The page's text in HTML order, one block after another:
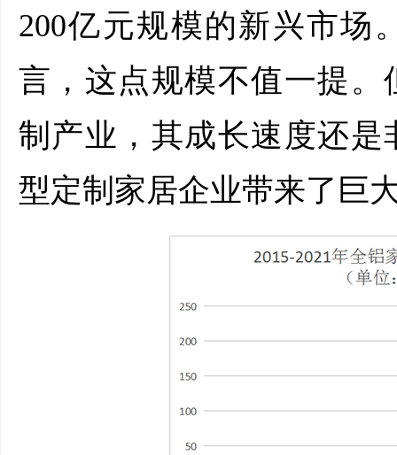
200亿元规模的新兴市场
言，这点规模不值一提
制产业，其成长速度还
型定制家居企业带来了巨